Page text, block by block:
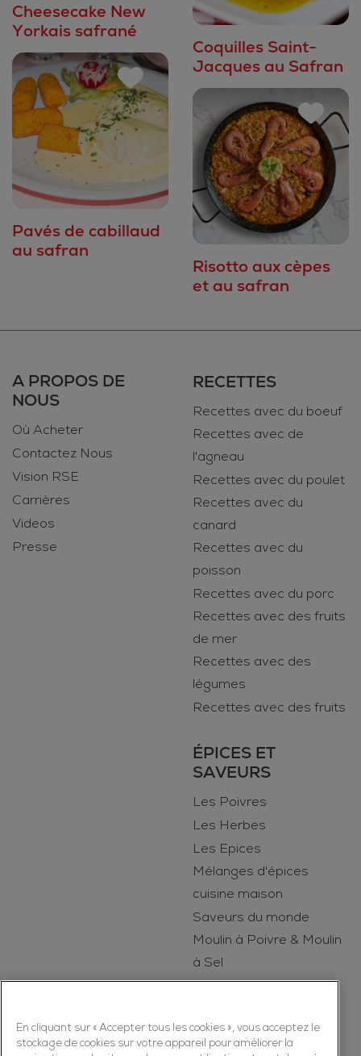
Cheesecake New
Yorkais safrané
Coquilles Saint-
Jacques au Safran
Pavés de cabillaud
au safran
Risotto aux cèpes
et au safran
A PROPOS DE
NOUS
Où Acheter
Contactez Nous
Vision RSE
Carrières
Videos
Presse
RECETTES
Recettes avec du boeuf
Recettes avec de
l'agneau
Recettes avec du poulet
Recettes avec du
canard
Recettes avec du
poisson
Recettes avec du porc
Recettes avec des fruits
de mer
Recettes avec des
légumes
Recettes avec des fruits
ÉPICES ET
SAVEURS
Les Poivres
Les Herbes
Les Epices
Mélanges d'épices
cuisine maison
Saveurs du monde
Moulin à Poivre & Moulin
à Sel
Le Secret des Epices
En cliquant sur « Accepter tous les cookies », vous acceptez le
stockage de cookies sur votre appareil pour améliorer la